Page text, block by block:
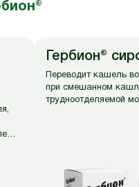
Гербион®
Переводит кашель
при смешанном
трудноотделяемой